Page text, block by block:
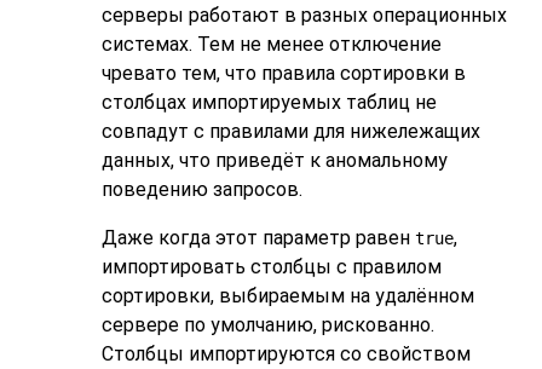
серверы работают в разных операционных
системах. Тем не менее отключение
чревато тем, что правила сортировки в
столбцах импортируемых таблиц не
совпадут с правилами для нижележащих
данных, что приведёт к аномальному
поведению запросов.
Даже когда этот параметр равен true,
импортировать столбцы с правилом
сортировки, выбираемым на удалённом
сервере по умолчанию, рискованно.
Столбцы импортируются со свойством